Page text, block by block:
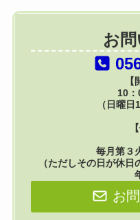
お
【
10
（日曜日
毎月第３
（ただしその日が休日
お